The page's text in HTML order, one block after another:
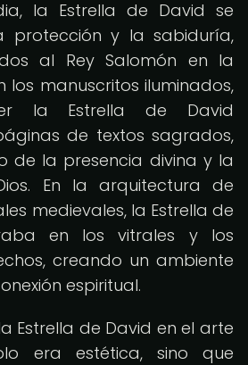
la Estrella de David se
protección y la sabiduría,
al Rey Salomón en la
los manuscritos iluminados,
la Estrella de David
de textos sagrados,
de la presencia divina y la
En la arquitectura de
medievales, la Estrella de
en los vitrales y los
creando un ambiente
espiritual.
Estrella de David en el arte
era estética, sino que